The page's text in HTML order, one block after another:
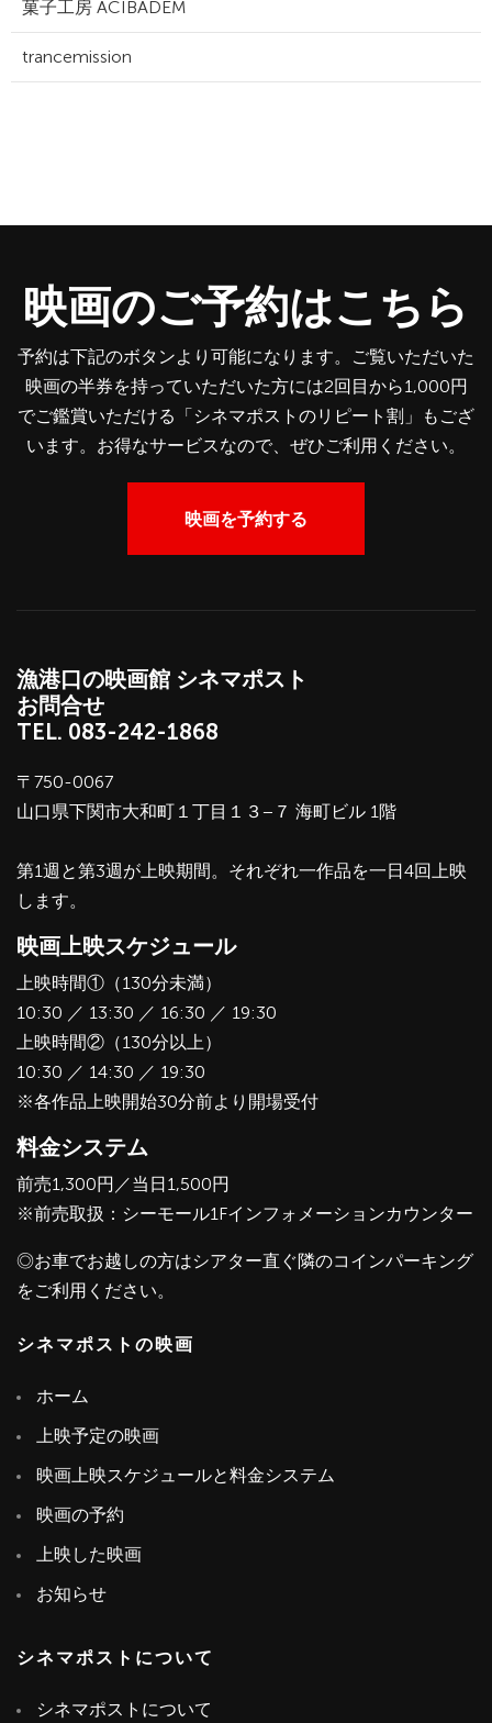
菓子工房 ACIBADEM
trancemission
映画のご予約はこちら
予約は下記のボタンより可能になります。ご覧いただいた
映画の半券を持っていただいた方には2回目から1,000円
でご鑑賞いただける「シネマポストのリピート割」もござ
います。お得なサービスなので、ぜひご利用ください。
映画を予約する
漁港口の映画館 シネマポスト
お問合せ
TEL. 083-242-1868
〒750-0067
山口県下関市大和町１丁目１３−７ 海町ビル 1階
第1週と第3週が上映期間。それぞれ一作品を一日4回上映
します。
映画上映スケジュール
上映時間①（130分未満）
10:30 ／ 13:30 ／ 16:30 ／ 19:30
上映時間②（130分以上）
10:30 ／ 14:30 ／ 19:30
※各作品上映開始30分前より開場受付
料金システム
前売1,300円／当日1,500円
※前売取扱：シーモール1Fインフォメーションカウンター
◎お車でお越しの方はシアター直ぐ隣のコインパーキング
をご利用ください。
シネマポストの映画
ホーム
上映予定の映画
映画上映スケジュールと料金システム
映画の予約
上映した映画
お知らせ
シネマポストについて
シネマポストについて